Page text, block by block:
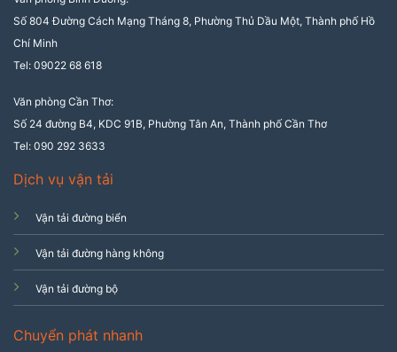
Số 804 Đường Cách Mạng Tháng 8, Phường Thủ Dầu Một, Thành phố Hồ
Chí Minh
Tel: 09022 68 618
Văn phòng Cần Thơ:
Số 24 đường B4, KDC 91B, Phường Tân An, Thành phố Cần Thơ
Tel: 090 292 3633
Dịch vụ vận tải
Vận tải đường biển
Vận tải đường hàng không
Vận tải đường bộ
Chuyển phát nhanh